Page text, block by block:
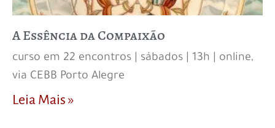
A Essência da Compaixão
curso em 22 encontros | sábados | 13h | online,
via CEBB Porto Alegre
Leia Mais »